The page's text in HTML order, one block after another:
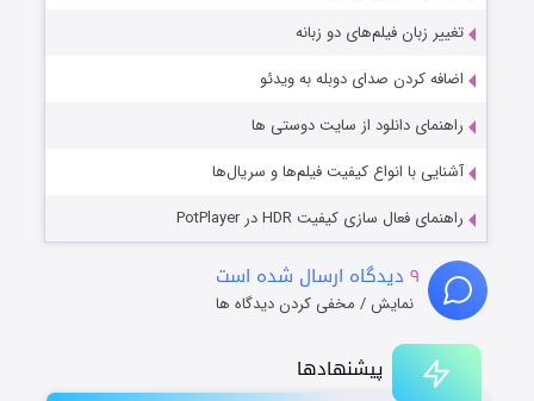
پیشنهادها
تغییر زبان فیلم‌های دو زبانه
اضافه کردن صدای دوبله به ویدئو
راهنمای دانلود از سایت دوستی ها
آشنایی با انواع کیفیت فیلم‌ها و سریال‌ها
راهنمای فعال سازی کیفیت HDR در PotPlayer
۹ دیدگاه ارسال شده است
نمایش / مخفی کردن دیدگاه ها